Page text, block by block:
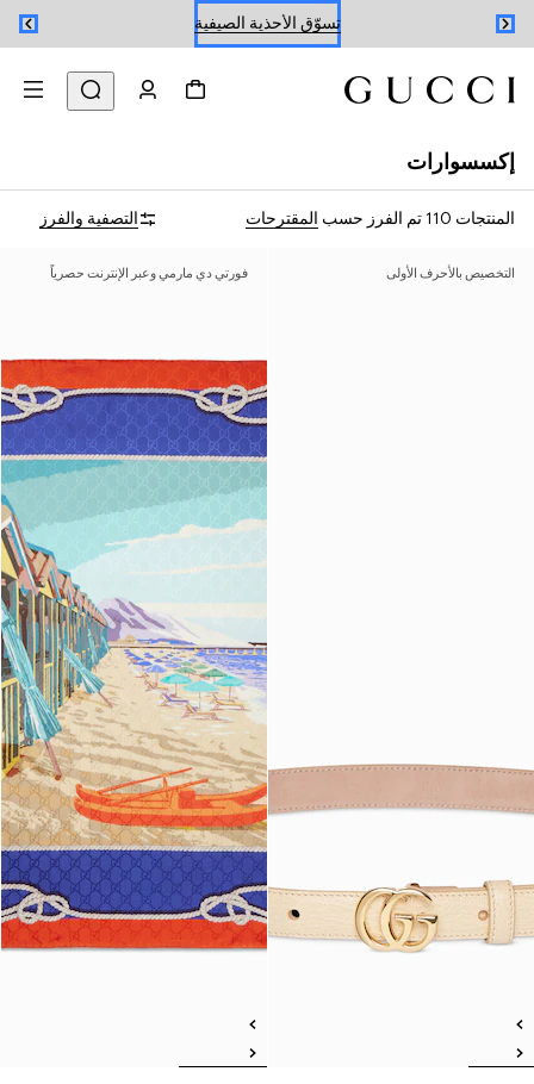
تسوّق الأحذية الصيفية
إكسسوارات
المنتجات 110 تم الفرز حسب المقترحات التصفية والفرز
التخصيص بالأحرف الأولى فورتي دي مارمي وعبر الإنترنت حصرياً